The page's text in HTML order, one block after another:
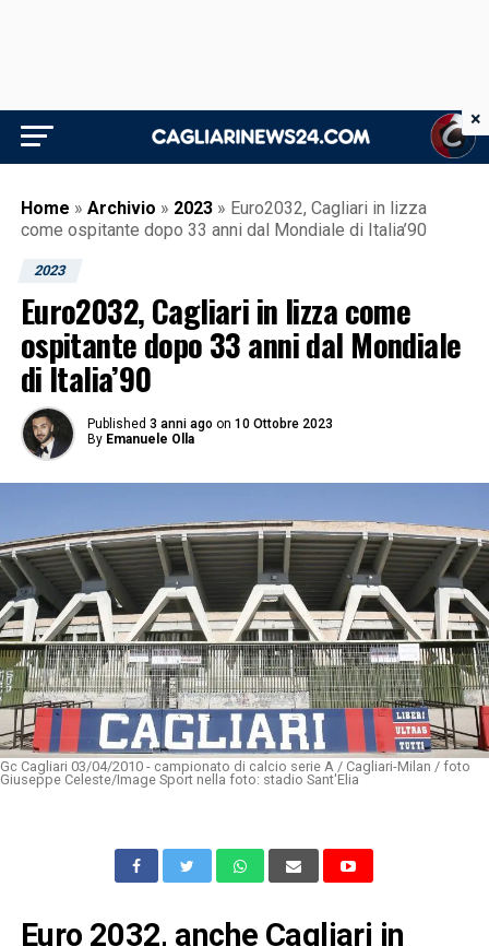
Home » Archivio » 2023 » Euro2032, Cagliari in lizza
come ospitante dopo 33 anni dal Mondiale di Italia’90
2023
Euro2032, Cagliari in lizza come
ospitante dopo 33 anni dal Mondiale
di Italia’90
Published 3 anni ago on 10 Ottobre 2023
By Emanuele Olla
Gc Cagliari 03/04/2010 - campionato di calcio serie A / Cagliari-Milan / foto
Giuseppe Celeste/Image Sport nella foto: stadio Sant'Elia
Euro 2032, anche Cagliari in
×